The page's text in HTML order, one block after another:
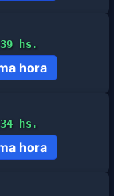
hs.
hora
hs.
hora